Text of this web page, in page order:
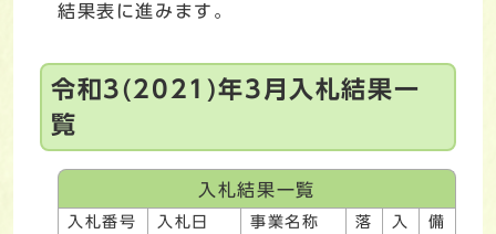
結果表に進みます。
令和3(2021)年3月入札結果一
覧
入札結果一覧
入札番号 入札日 事業名称
落
入
備